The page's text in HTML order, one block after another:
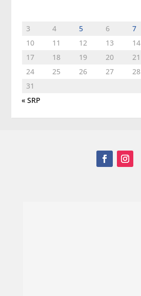
3
4 5 6 7
10
11 12 13 14
17
18 19 20 21
24
25 26 27 28
31
« SRP